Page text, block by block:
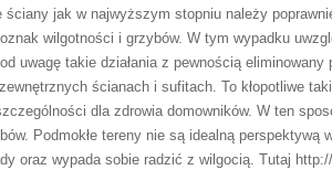
jak w najwyższym stopniu należy
wilgotności i grzybów. W tym wypadku
uwagę takie działania z pewnością
ścianach i sufitach. To kłopotliwe
dla zdrowia domowników. W ten
Podmokłe tereny nie są idealną perspektywą
oraz wypada sobie radzić z wilgocią. Tutaj